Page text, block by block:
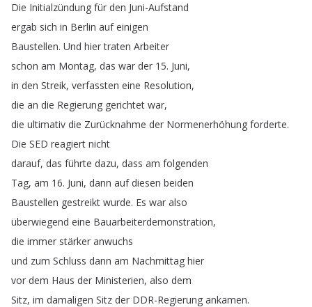
Die Initialzündung für den Juni-Aufstand
ergab sich in Berlin auf einigen
Baustellen. Und hier traten Arbeiter
schon am Montag, das war der 15. Juni,
in den Streik, verfassten eine Resolution,
die an die Regierung gerichtet war,
die ultimativ die Zurücknahme der Normenerhöhung forderte.
Die SED reagiert nicht
darauf, das führte dazu, dass am folgenden
Tag, am 16. Juni, dann auf diesen beiden
Baustellen gestreikt wurde. Es war also
überwiegend eine Bauarbeiterdemonstration,
die immer stärker anwuchs
und zum Schluss dann am Nachmittag hier
vor dem Haus der Ministerien, also dem
Sitz, im damaligen Sitz der DDR-Regierung ankamen.